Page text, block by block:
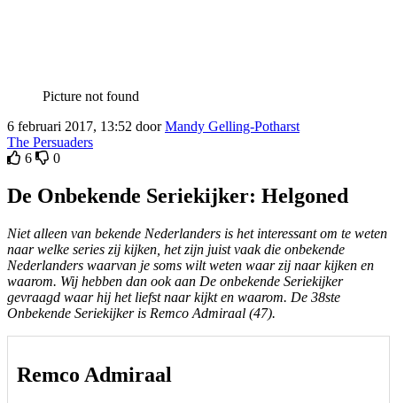
Picture not found
6 februari 2017, 13:52 doorMandy Gelling-Potharst
The Persuaders
6
0
De Onbekende Seriekijker: Helgoned
Niet alleen van bekende Nederlanders is het interessant om te weten
naar welke series zij kijken, het zijn juist vaak die onbekende
Nederlanders waarvan je soms wilt weten waar zij naar kijken en
waarom. Wij hebben dan ook aan De onbekende Seriekijker
gevraagd waar hij het liefst naar kijkt en waarom. De 38ste
Onbekende Seriekijker is Remco Admiraal (47).
Remco Admiraal